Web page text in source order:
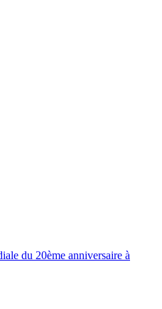
du 20ème anniversaire à